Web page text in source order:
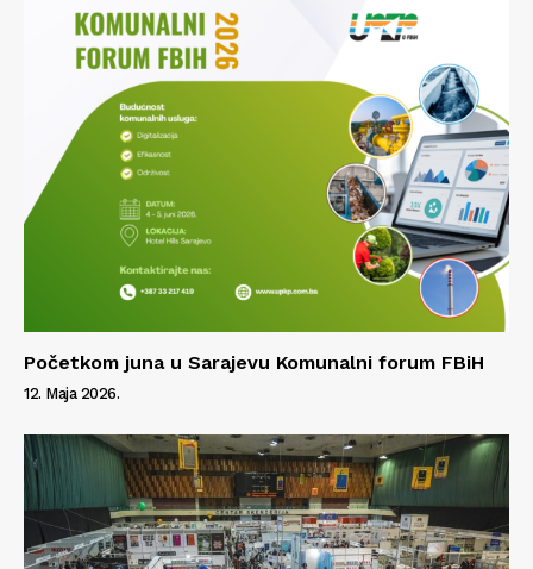
Početkom juna u Sarajevu Komunalni forum FBiH
12. Maja 2026.